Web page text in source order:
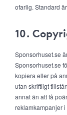
ofarlig. Standard
10.
Sponsorhuset.se
Sponsorhuset.se
kopiera eller på
utan skriftligt
annat än att få
reklamkampanjer